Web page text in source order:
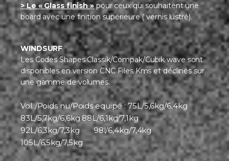
> Le « Glass finish »pour ceux qui souhaitent une
board avec une finition supérieure ( vernis lustré).
WINDSURF
Les Codes Shapes Classik/Compak/Cubik wave sont
disponibles en version CNC Files Kms et déclinés sur
une gamme de volumes.
Vol./Poids nu/Poids equipé : 75L/5,6kg/6,4kg
83L/5,7kg/6,6kg 88L/6,1kg/7,1kg
92L/6,3kg/7,3kg 98l/6,4kg/7,4kg
105L/6,5kg/7,5kg